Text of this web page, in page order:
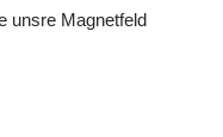
unsre Magnetfeld